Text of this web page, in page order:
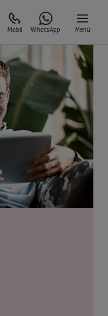
Mobil WhatsApp Menü